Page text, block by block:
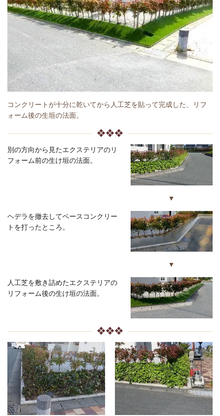
コンクリートが十分に乾いてから人工芝を貼って完成した、リフ
ォーム後の生垣の法面。
❖❖❖
▼
別の方向から見たエクステリアのリ
フォーム前の生け垣の法面。
▼
ヘデラを撤去してベースコンクリー
トを打ったところ。
人工芝を敷き詰めたエクステリアの
リフォーム後の生け垣の法面。
❖❖❖